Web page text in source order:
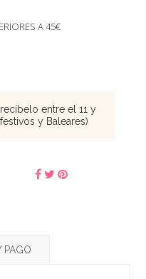
A 45€
entre el 11 y
y Baleares)
PAGO